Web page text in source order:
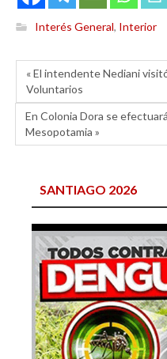
Interés General, Interior
« El intendente Nediani
Voluntarios
En Colonia Dora se
Mesopotamia »
SANTIAGO 2026